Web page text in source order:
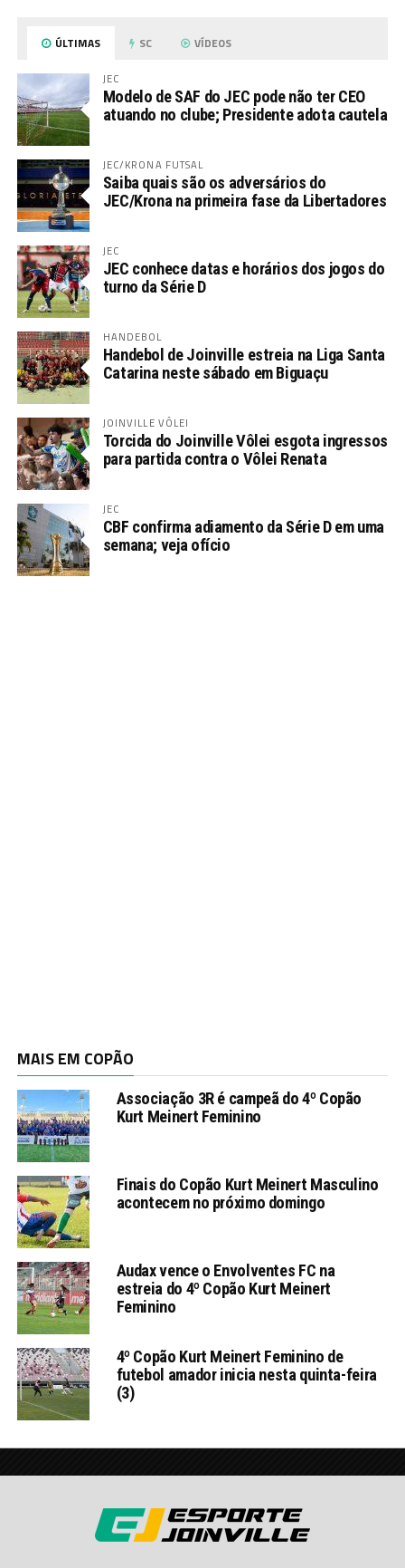
ÚLTIMAS SC VÍDEOS
JEC
Modelo de SAF do JEC pode não ter CEO
atuando no clube; Presidente adota cautela
JEC/KRONA FUTSAL
Saiba quais são os adversários do
JEC/Krona na primeira fase da Libertadores
JEC
JEC conhece datas e horários dos jogos do
turno da Série D
HANDEBOL
Handebol de Joinville estreia na Liga Santa
Catarina neste sábado em Biguaçu
JOINVILLE VÔLEI
Torcida do Joinville Vôlei esgota ingressos
para partida contra o Vôlei Renata
JEC
CBF confirma adiamento da Série D em uma
semana; veja ofício
MAIS EM COPÃO
Associação 3R é campeã do 4º Copão
Kurt Meinert Feminino
Finais do Copão Kurt Meinert Masculino
acontecem no próximo domingo
Audax vence o Envolventes FC na
estreia do 4º Copão Kurt Meinert
Feminino
4º Copão Kurt Meinert Feminino de
futebol amador inicia nesta quinta-feira
(3)